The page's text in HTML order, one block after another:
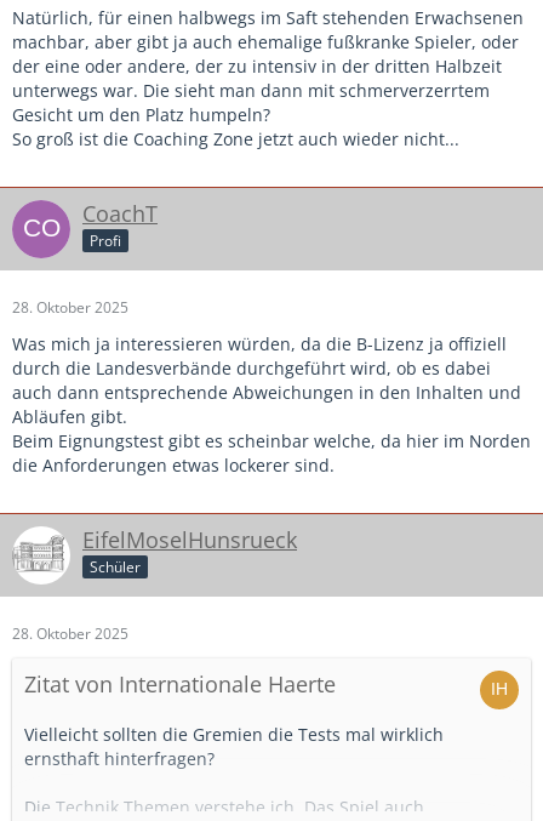
Natürlich, für einen halbwegs im Saft stehenden Erwachsenen
machbar, aber gibt ja auch ehemalige fußkranke Spieler, oder
der eine oder andere, der zu intensiv in der dritten Halbzeit
unterwegs war. Die sieht man dann mit schmerverzerrtem
Gesicht um den Platz humpeln?
So groß ist die Coaching Zone jetzt auch wieder nicht...
CoachT
Profi
28. Oktober 2025
Was mich ja interessieren würden, da die B-Lizenz ja offiziell
durch die Landesverbände durchgeführt wird, ob es dabei
auch dann entsprechende Abweichungen in den Inhalten und
Abläufen gibt.
Beim Eignungstest gibt es scheinbar welche, da hier im Norden
die Anforderungen etwas lockerer sind.
EifelMoselHunsrueck
Schüler
28. Oktober 2025
Zitat von Internationale Haerte
Vielleicht sollten die Gremien die Tests mal wirklich
ernsthaft hinterfragen?
Die Technik Themen verstehe ich. Das Spiel auch.